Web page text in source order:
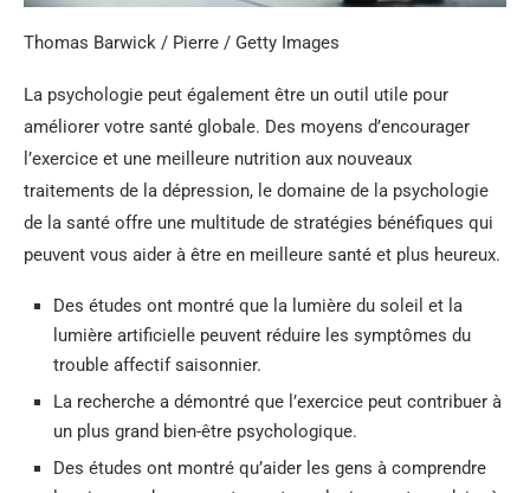
Thomas Barwick / Pierre / Getty Images
La psychologie peut également être un outil utile pour
améliorer votre santé globale. Des moyens d’encourager
l’exercice et une meilleure nutrition aux nouveaux
traitements de la dépression, le domaine de la psychologie
de la santé offre une multitude de stratégies bénéfiques qui
peuvent vous aider à être en meilleure santé et plus heureux.
Des études ont montré que la lumière du soleil et la
lumière artificielle peuvent réduire les symptômes du
trouble affectif saisonnier.
La recherche a démontré que l’exercice peut contribuer à
un plus grand bien-être psychologique.
Des études ont montré qu’aider les gens à comprendre